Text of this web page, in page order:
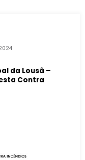
da Lousã –
Contra